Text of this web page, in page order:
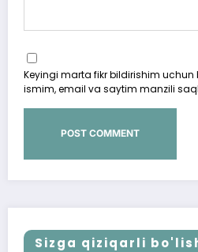
Keyingi marta fikr bildirishim
ismim, email va saytim manzili
Sizga qiziqarli